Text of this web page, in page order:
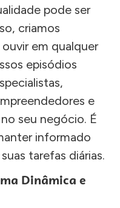
pode ser
criamos
em qualquer
episódios
e
seu negócio. É
informado
tarefas diárias.
Dinâmica e